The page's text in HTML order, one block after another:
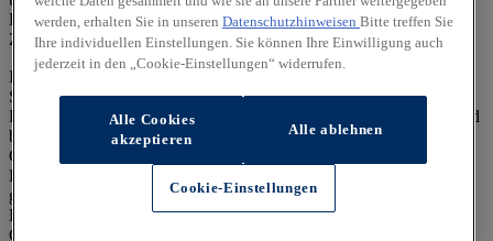
Fahrzeugabbildungen enthalten z. T. aufpreispflichtige
Zusatzausstattungen.
Im Hinblick auf Gebrauchtwagen entsprechen Sonder- und
Serienausstattung, die technischen Daten sowie Verbrauchs- und
Emissionswerte dem Stand eines entsprechenden Neufahrzeugs und
berücksichtigen keine etwaigen zwischenzeitlichen Änderungen.
Gebrauchtfahrzeuge weisen regelmäßig eine geringere elektrische
Reichweite auf als entsprechende Neufahrzeuge. Dies kann bei
gebrauchten Hybridfahrzeugen zu einem erhöhten
Kraftstoffverbrauch und einem damit einhergehenden erhöhten
CO₂-Ausstoß führen.
werden, erhalten Sie in unseren Datenschutzhinweisen Bitte treffen Sie
Ihre individuellen Einstellungen. Sie können Ihre Einwilligung auch
jederzeit in den „Cookie-Einstellungen“ widerrufen.
Alle Cookies
akzeptieren
Alle ablehnen
Cookie-Einstellungen